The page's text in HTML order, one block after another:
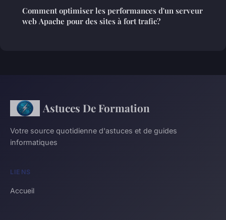
Comment optimiser les performances d'un serveur
web Apache pour des sites à fort trafic?
Astuces De Formation
Votre source quotidienne d'astuces et de guides
informatiques
LIENS
Accueil